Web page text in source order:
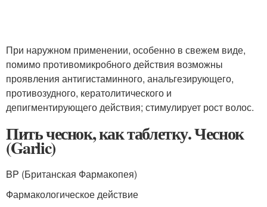
При наружном применении, особенно в свежем виде,
помимо противомикробного действия возможны
проявления антигистаминного, анальгезирующего,
противозудного, кератолитического и
депигментирующего действия; стимулирует рост волос.
Пить чеснок, как таблетку. Чеснок
(Garlic)
BP (Британская Фармакопея)
Фармакологическое действие